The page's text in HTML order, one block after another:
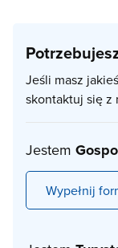
Jeśli masz
skontaktuj się z
Jestem
Wypełnij